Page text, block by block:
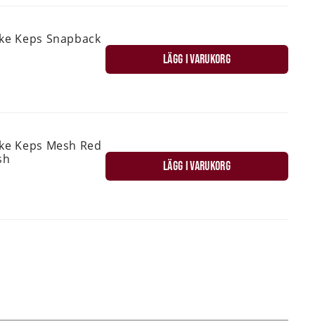
Keps Snapback
LÄGG I VARUKORG
Keps Mesh Red
LÄGG I VARUKORG